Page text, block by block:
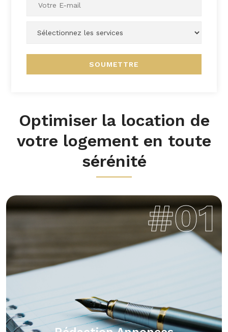
Optimiser la location de
votre logement en toute
sérénité
#01